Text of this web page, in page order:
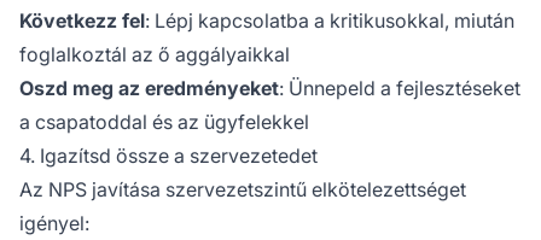
Következz fel: Lépj kapcsolatba a kritikusokkal, miután
foglalkoztál az ő aggályaikkal
Oszd meg az eredményeket: Ünnepeld a fejlesztéseket
a csapatoddal és az ügyfelekkel
4. Igazítsd össze a szervezetedet
Az NPS javítása szervezetszintű elkötelezettséget
igényel: